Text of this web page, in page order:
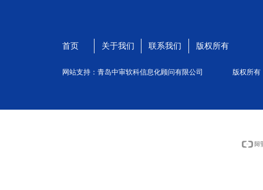
首页 关于我们 联系我们 版权所有
网站支持：青岛中审软科信息化顾问有限公司 版权所有